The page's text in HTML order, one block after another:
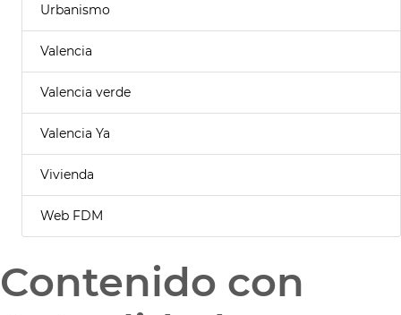
Urbanismo
Valencia
Valencia verde
Valencia Ya
Vivienda
Web FDM
Contenido con